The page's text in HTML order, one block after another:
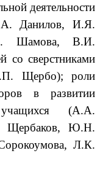
деятельности
Данилов, И.Я.
Шамова, В.И.
со сверстниками
Щербо); роли
в развитии
учащихся (А.А.
Щербаков, Ю.Н.
Л.К.